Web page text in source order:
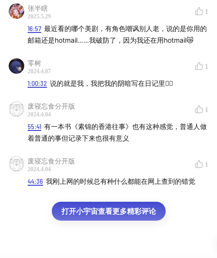
正方：使用数字人技术可以和逝去的亲人“对话”（图源：
张半瞎
2025.5.29
1
16:57 最近看的哪个美剧，有角色嘲讽别人老，说的是你用的
邮箱还是hotmail……我破防了，因为我还在用hotmail😿
零树
2024.4.07
1
1:00:32 说的就是我，我把我的阴暗写在日记里✍🏻
废寝忘食分开版
2024.4.04
1
55:41 有一本书《素锦的香港往事》也有这种感觉，普通人做
着普通的事但记录下来也很有意义
废寝忘食分开版
2024.4.04
1
44:36 我刚上网的时候总有种什么都能在网上查到的错觉
打开小宇宙查看更多精彩评论